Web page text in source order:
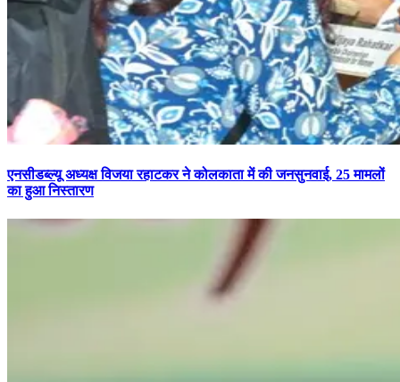
एनसीडब्ल्यू अध्यक्ष विजया रहाटकर ने कोलकाता में की जनसुनवाई, 25 मामलों
का हुआ निस्तारण